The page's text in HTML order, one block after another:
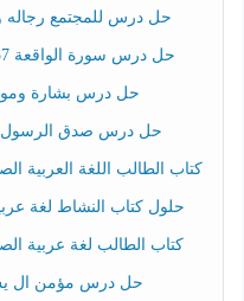
حل درس للمجتمع رجاله
حل درس سورة الواقعة 57-74 تربية اسلامية الصف التاسع
حل درس بشارة
حل درس صدق الرسول سورة يس 1-
كتاب الطالب اللغة العربية الصف
حلول كتاب النشاط لغة
كتاب الطالب لغة عربية الصف
حل درس مؤمن ال